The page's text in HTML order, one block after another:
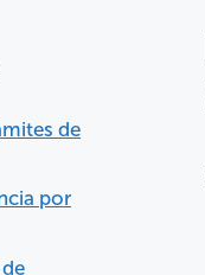
de
por